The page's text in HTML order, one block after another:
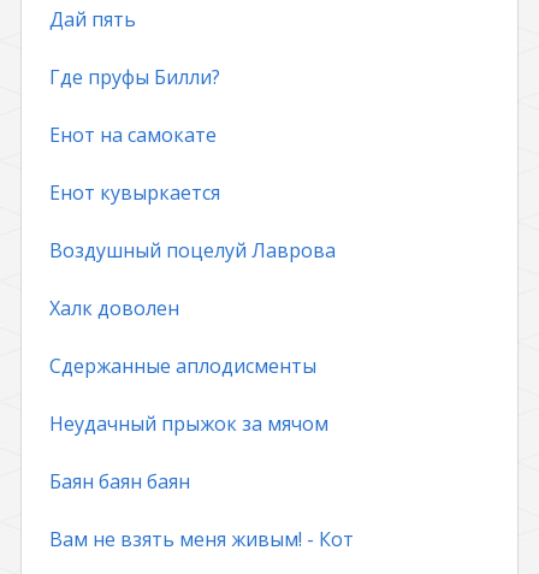
Дай пять
Где пруфы Билли?
Енот на самокате
Енот кувыркается
Воздушный поцелуй Лаврова
Халк доволен
Сдержанные аплодисменты
Неудачный прыжок за мячом
Баян баян баян
Вам не взять меня живым! - Кот